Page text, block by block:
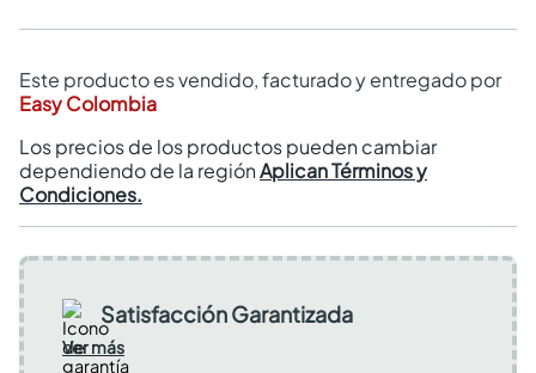
Este producto es vendido, facturado y entregado por
Easy Colombia
Los precios de los productos pueden cambiar
dependiendo de la regiónAplican Términos y
Condiciones.
Satisfacción Garantizada
Ver más